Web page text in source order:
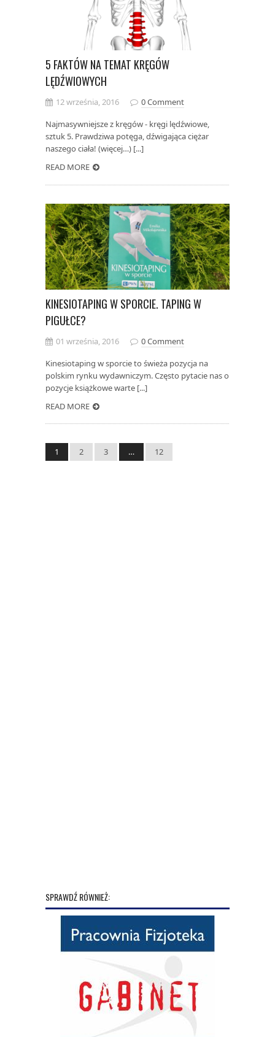
5 FAKTÓW NA TEMAT KRĘGÓW
LĘDŹWIOWYCH
12 września, 2016
0 Comment
Najmasywniejsze z kręgów - kręgi lędźwiowe,
sztuk 5. Prawdziwa potęga, dźwigająca ciężar
naszego ciała! (więcej…) [...]
READ MORE
KINESIOTAPING W SPORCIE. TAPING W
PIGUŁCE?
01 września, 2016
0 Comment
Kinesiotaping w sporcie to świeża pozycja na
polskim rynku wydawniczym. Często pytacie nas o
pozycje książkowe warte [...]
READ MORE
1 2 3 … 12
SPRAWDŹ RÓWNIEŻ: